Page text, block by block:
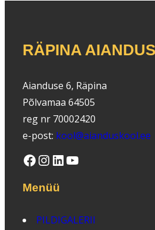
RÄPINA
Aianduse 6, Räpina
Põlvamaa 64505
reg nr 70002420
e-post: kool@aianduskool.ee
Facebook InstagramLinkedIn YouTube
Menüü
PILDIGALERII